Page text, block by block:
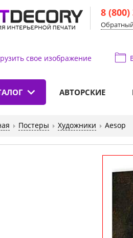
8 (800)
свое изображение
АВТОРСКИЕ
Постеры Художники Aesop